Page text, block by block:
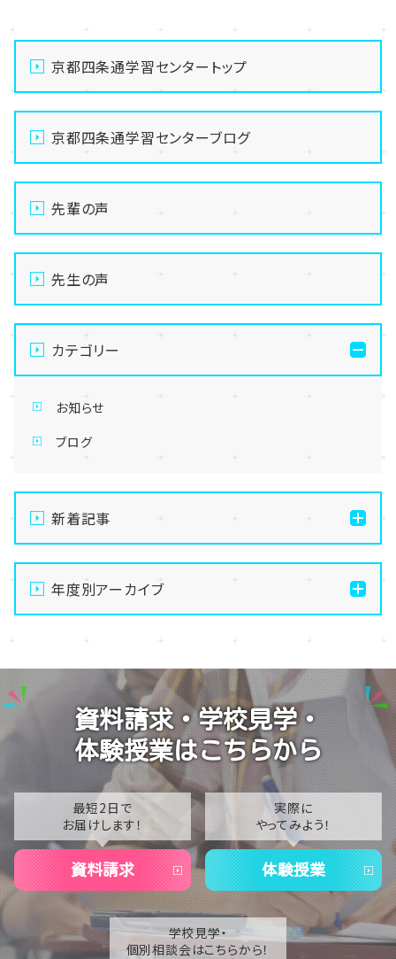
京都四条通学習センタートップ
京都四条通学習センターブログ
先輩の声
先生の声
カテゴリー
お知らせ
ブログ
新着記事
通信制高校の学習風景
メイク美容専攻の授業風景
演技の授業風景
Vtuberという表現を学ぶ
年度別アーカイブ
2025
2024
2023
2021
2020
資料請求・学校見学・
体験授業はこちらから
最短2日で
お届けします！
資料請求
実際に
やってみよう！
体験授業
学校見学・
個別相談会はこちらから！